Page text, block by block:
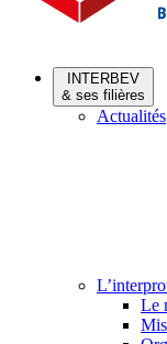
INTERBEV
& ses filières
Actualités
Le